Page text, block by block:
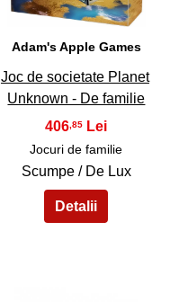
Adam's Apple Games
Joc de societate Planet
Unknown - De familie
406 ,85
Jocuri de familie
Scumpe / De Lux